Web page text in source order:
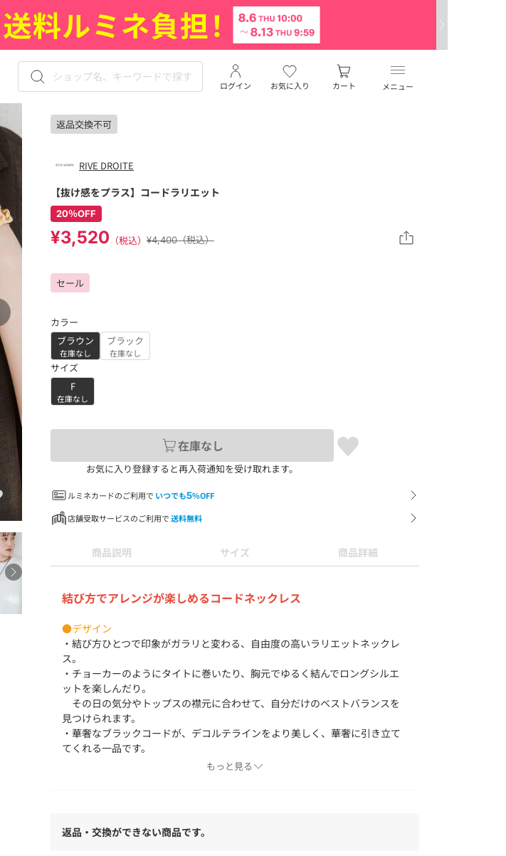
メニュー
お気に入り
ログイン カート
返品交換不可
RIVE DROITE
【抜け感をプラス】コードラリエット
20％OFF
¥3,520 （税込） ¥4,400（税込）
セール
カラー
ブラウン
在庫なし
ブラック
在庫なし
サイズ
F
在庫なし
在庫なし
お気に入り登録すると再入荷通知を受け取れます。
ルミネカードのご利用で いつでも5%OFF
店舗受取サービスのご利用で送料無料
商品説明 サイズ 商品詳細
結び方でアレンジが楽しめるコードネックレス
●デザイン
・結び方ひとつで印象がガラリと変わる、自由度の高いラリエットネックレ
ス。
・チョーカーのようにタイトに巻いたり、胸元でゆるく結んでロングシルエ
ットを楽しんだり。
その日の気分やトップスの襟元に合わせて、自分だけのベストバランスを
見つけられます。
・華奢なブラックコードが、デコルテラインをより美しく、華奢に引き立て
てくれる一品です。
・非常に軽量なので、長時間身につけていても疲れにくいのも嬉しいポイン
全長126.5cm
もっと見る
返品・交換ができない商品です。